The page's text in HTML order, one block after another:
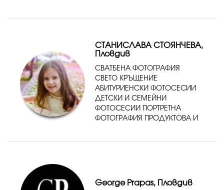
В момента работя по лични
СТАНИСЛАВА СТОЯНЧЕВА,
Пловдив
СВАТБЕНА ФОТОГРАФИЯ
СВЕТО КРЪЩЕНИЕ
АБИТУРИЕНСКИ ФОТОСЕСИИ
ДЕТСКИ И СЕМЕЙНИ
ФОТОСЕСИИ ПОРТРЕТНА
ФОТОГРАФИЯ ПРОДУКТОВА И
George Prapas, Пловдив